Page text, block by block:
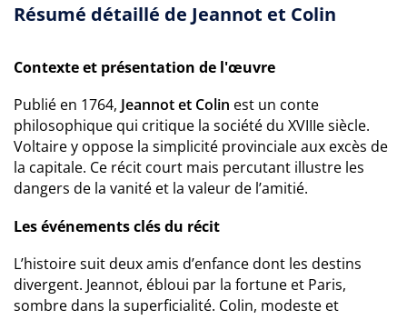
Résumé détaillé de Jeannot et Colin
Contexte et présentation de l'œuvre
Publié en 1764, Jeannot et Colin est un conte
philosophique qui critique la société du XVIIIe siècle.
Voltaire y oppose la simplicité provinciale aux excès de
la capitale. Ce récit court mais percutant illustre les
dangers de la vanité et la valeur de l’amitié.
Les événements clés du récit
L’histoire suit deux amis d’enfance dont les destins
divergent. Jeannot, ébloui par la fortune et Paris,
sombre dans la superficialité. Colin, modeste et